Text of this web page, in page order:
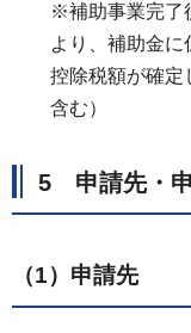
※補助事業完了
より、補助金に
控除税額が確定
含む）
5 申請先・
（1）申請先